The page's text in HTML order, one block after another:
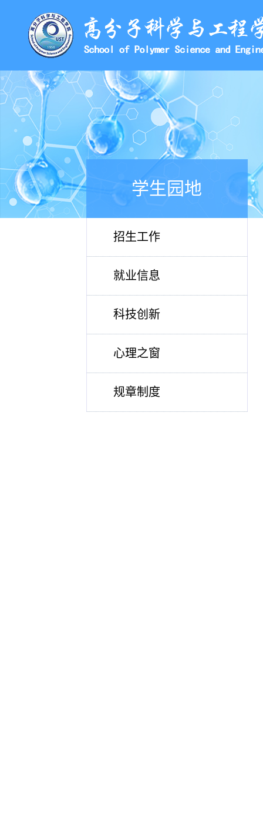
学生园地
招生工作
就业信息
科技创新
心理之窗
规章制度